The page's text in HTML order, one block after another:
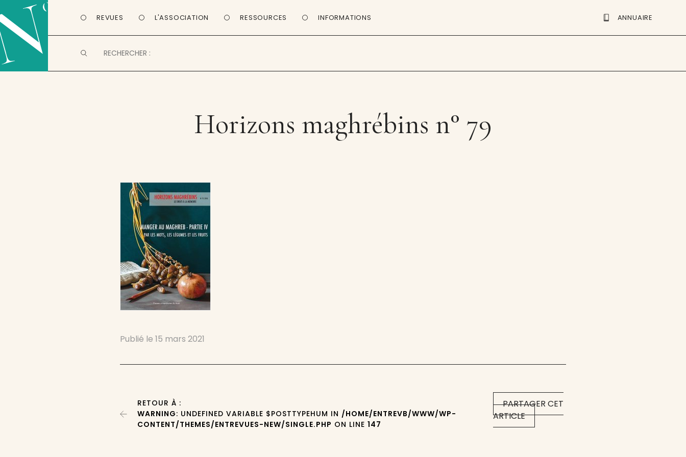
REVUES L'ASSOCIATION RESSOURCES INFORMATIONS ANNUAIRE
Horizons maghrébins n° 79
Publié le15 mars 2021
PARTAGER CET
ARTICLE
RETOUR À :
WARNING: UNDEFINED VARIABLE $POSTTYPEHUM IN /HOME/ENTREVB/WWW/WP-
CONTENT/THEMES/ENTREVUES-NEW/SINGLE.PHP ON LINE147